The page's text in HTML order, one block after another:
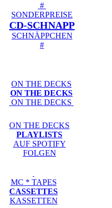
#
SONDERPREISE
CD-SCHNAPP
SCHNÄPPCHEN
#
ON THE DECKS
ON THE DECKS
ON THE DECKS
ON THE DECKS
PLAYLISTS
AUF SPOTIFY
FOLGEN
MC * TAPES
CASSETTES
KASSETTEN